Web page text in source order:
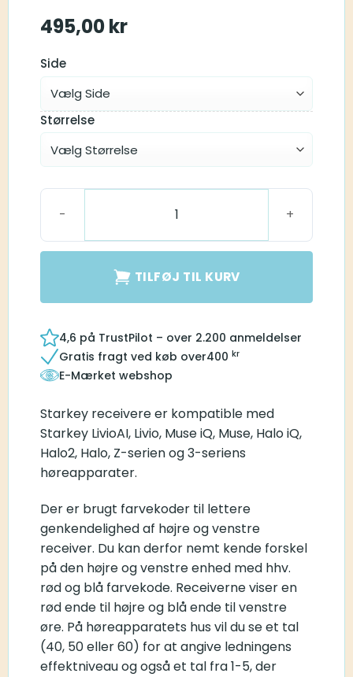
495,00kr
Side
Størrelse
Starkey RIC Snapfit Receiver 60dB antal
TILFØJ TIL KURV
4,6 på TrustPilot – over 2.200 anmeldelser
Gratis fragt ved køb over400 kr
E-Mærket webshop
Starkey receivere er kompatible med
Starkey LivioAI, Livio, Muse iQ, Muse, Halo iQ,
Halo2, Halo, Z-serien og 3-seriens
høreapparater.
Der er brugt farvekoder til lettere
genkendelighed af højre og venstre
receiver. Du kan derfor nemt kende forskel
på den højre og venstre enhed med hhv.
rød og blå farvekode. Receiverne viser en
rød ende til højre og blå ende til venstre
øre. På høreapparatets hus vil du se et tal
(40, 50 eller 60) for at angive ledningens
effektniveau og også et tal fra 1-5, der